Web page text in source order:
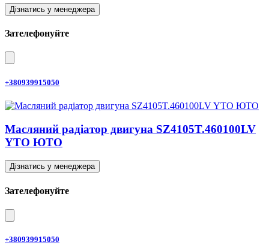
Дізнатись у менеджера
Зателефонуйте
+380939915050
Масляний радіатор двигуна SZ4105T.460100LV
YTO ЮТО
Дізнатись у менеджера
Зателефонуйте
+380939915050